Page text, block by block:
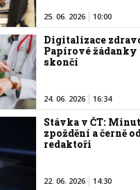
25. 06. 2026 10:00
Digitalizace
Papírové
skončí
24. 06. 2026 16:34
Stávka v ČT:
zpoždění a černě
redaktoři
22. 06. 2026 14:30